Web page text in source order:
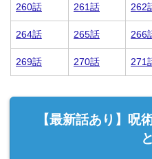
260話 261話 262
264話 265話 266
269話 270話 271
【最新話あり】呪